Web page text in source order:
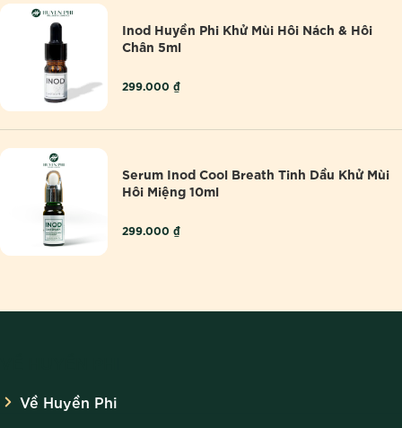
Inod Huyền Phi Khử Mùi Hôi Nách & Hôi
Chân 5ml
299.000 ₫
Serum Inod Cool Breath Tinh Dầu Khử Mùi
Hôi Miệng 10ml
299.000 ₫
Về Huyền Phi